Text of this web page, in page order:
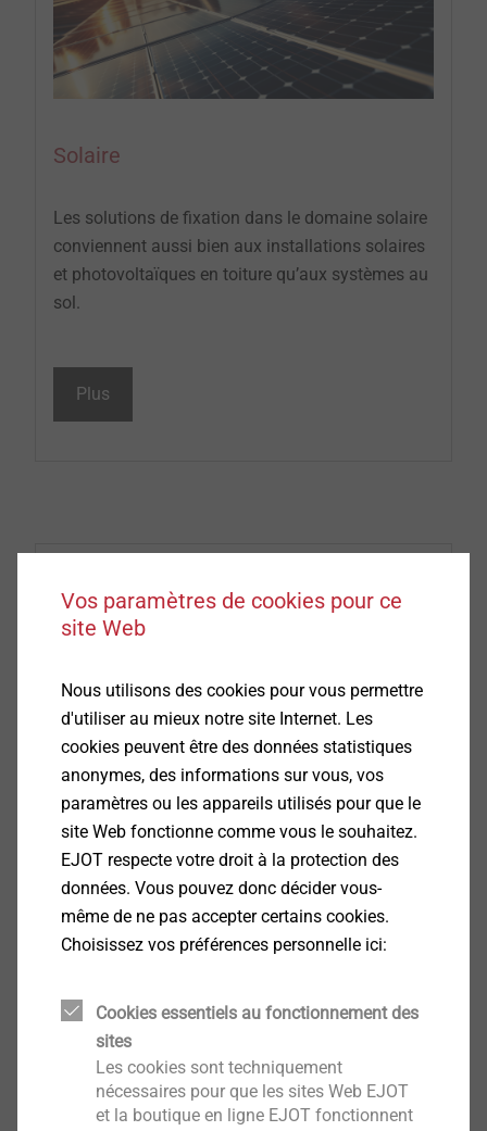
Solaire
Les solutions de fixation dans le domaine solaire
conviennent aussi bien aux installations solaires
et photovoltaïques en toiture qu’aux systèmes au
sol.
Plus
Technique d'ancrage
Les solutions EJOT pour l’ancrage mécanique
dans le béton ainsi que pour les installations
chimiques sans pression d’expansion offrent des
Vos paramètres de cookies pour ce
site Web
Nous utilisons des cookies pour vous permettre
d'utiliser au mieux notre site Internet. Les
cookies peuvent être des données statistiques
anonymes, des informations sur vous, vos
paramètres ou les appareils utilisés pour que le
site Web fonctionne comme vous le souhaitez.
EJOT respecte votre droit à la protection des
données. Vous pouvez donc décider vous-
même de ne pas accepter certains cookies.
Choisissez vos préférences personnelle ici:
Cookies essentiels au fonctionnement des
sites
Les cookies sont techniquement
nécessaires pour que les sites Web EJOT
et la boutique en ligne EJOT fonctionnent